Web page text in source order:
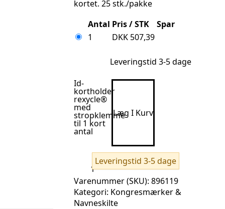
kortet. 25 stk./pakke
Antal Pris / STK
Spar
1
DKK 507,39
Leveringstid 3-5 dage
Id-
kortholder
rexycle®
med
stropklemme
til 1 kort
antal
Læg I Kurv
Leveringstid 3-5 dage
Varenummer (SKU): 896119
Kategori: Kongresmærker &
Navneskilte